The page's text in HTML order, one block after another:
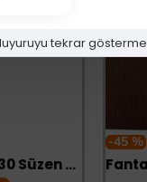
tekrar gösterme
Bitkisel Karışık Form Çayı 30 Süzen Poşet
-45 %